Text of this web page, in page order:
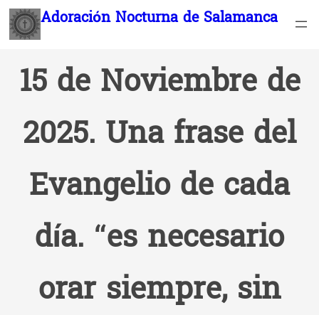
Saltar Adoración Nocturna de Salamanca
15 de Noviembre de
2025. Una frase del
Evangelio de cada
día. “es necesario
orar siempre, sin